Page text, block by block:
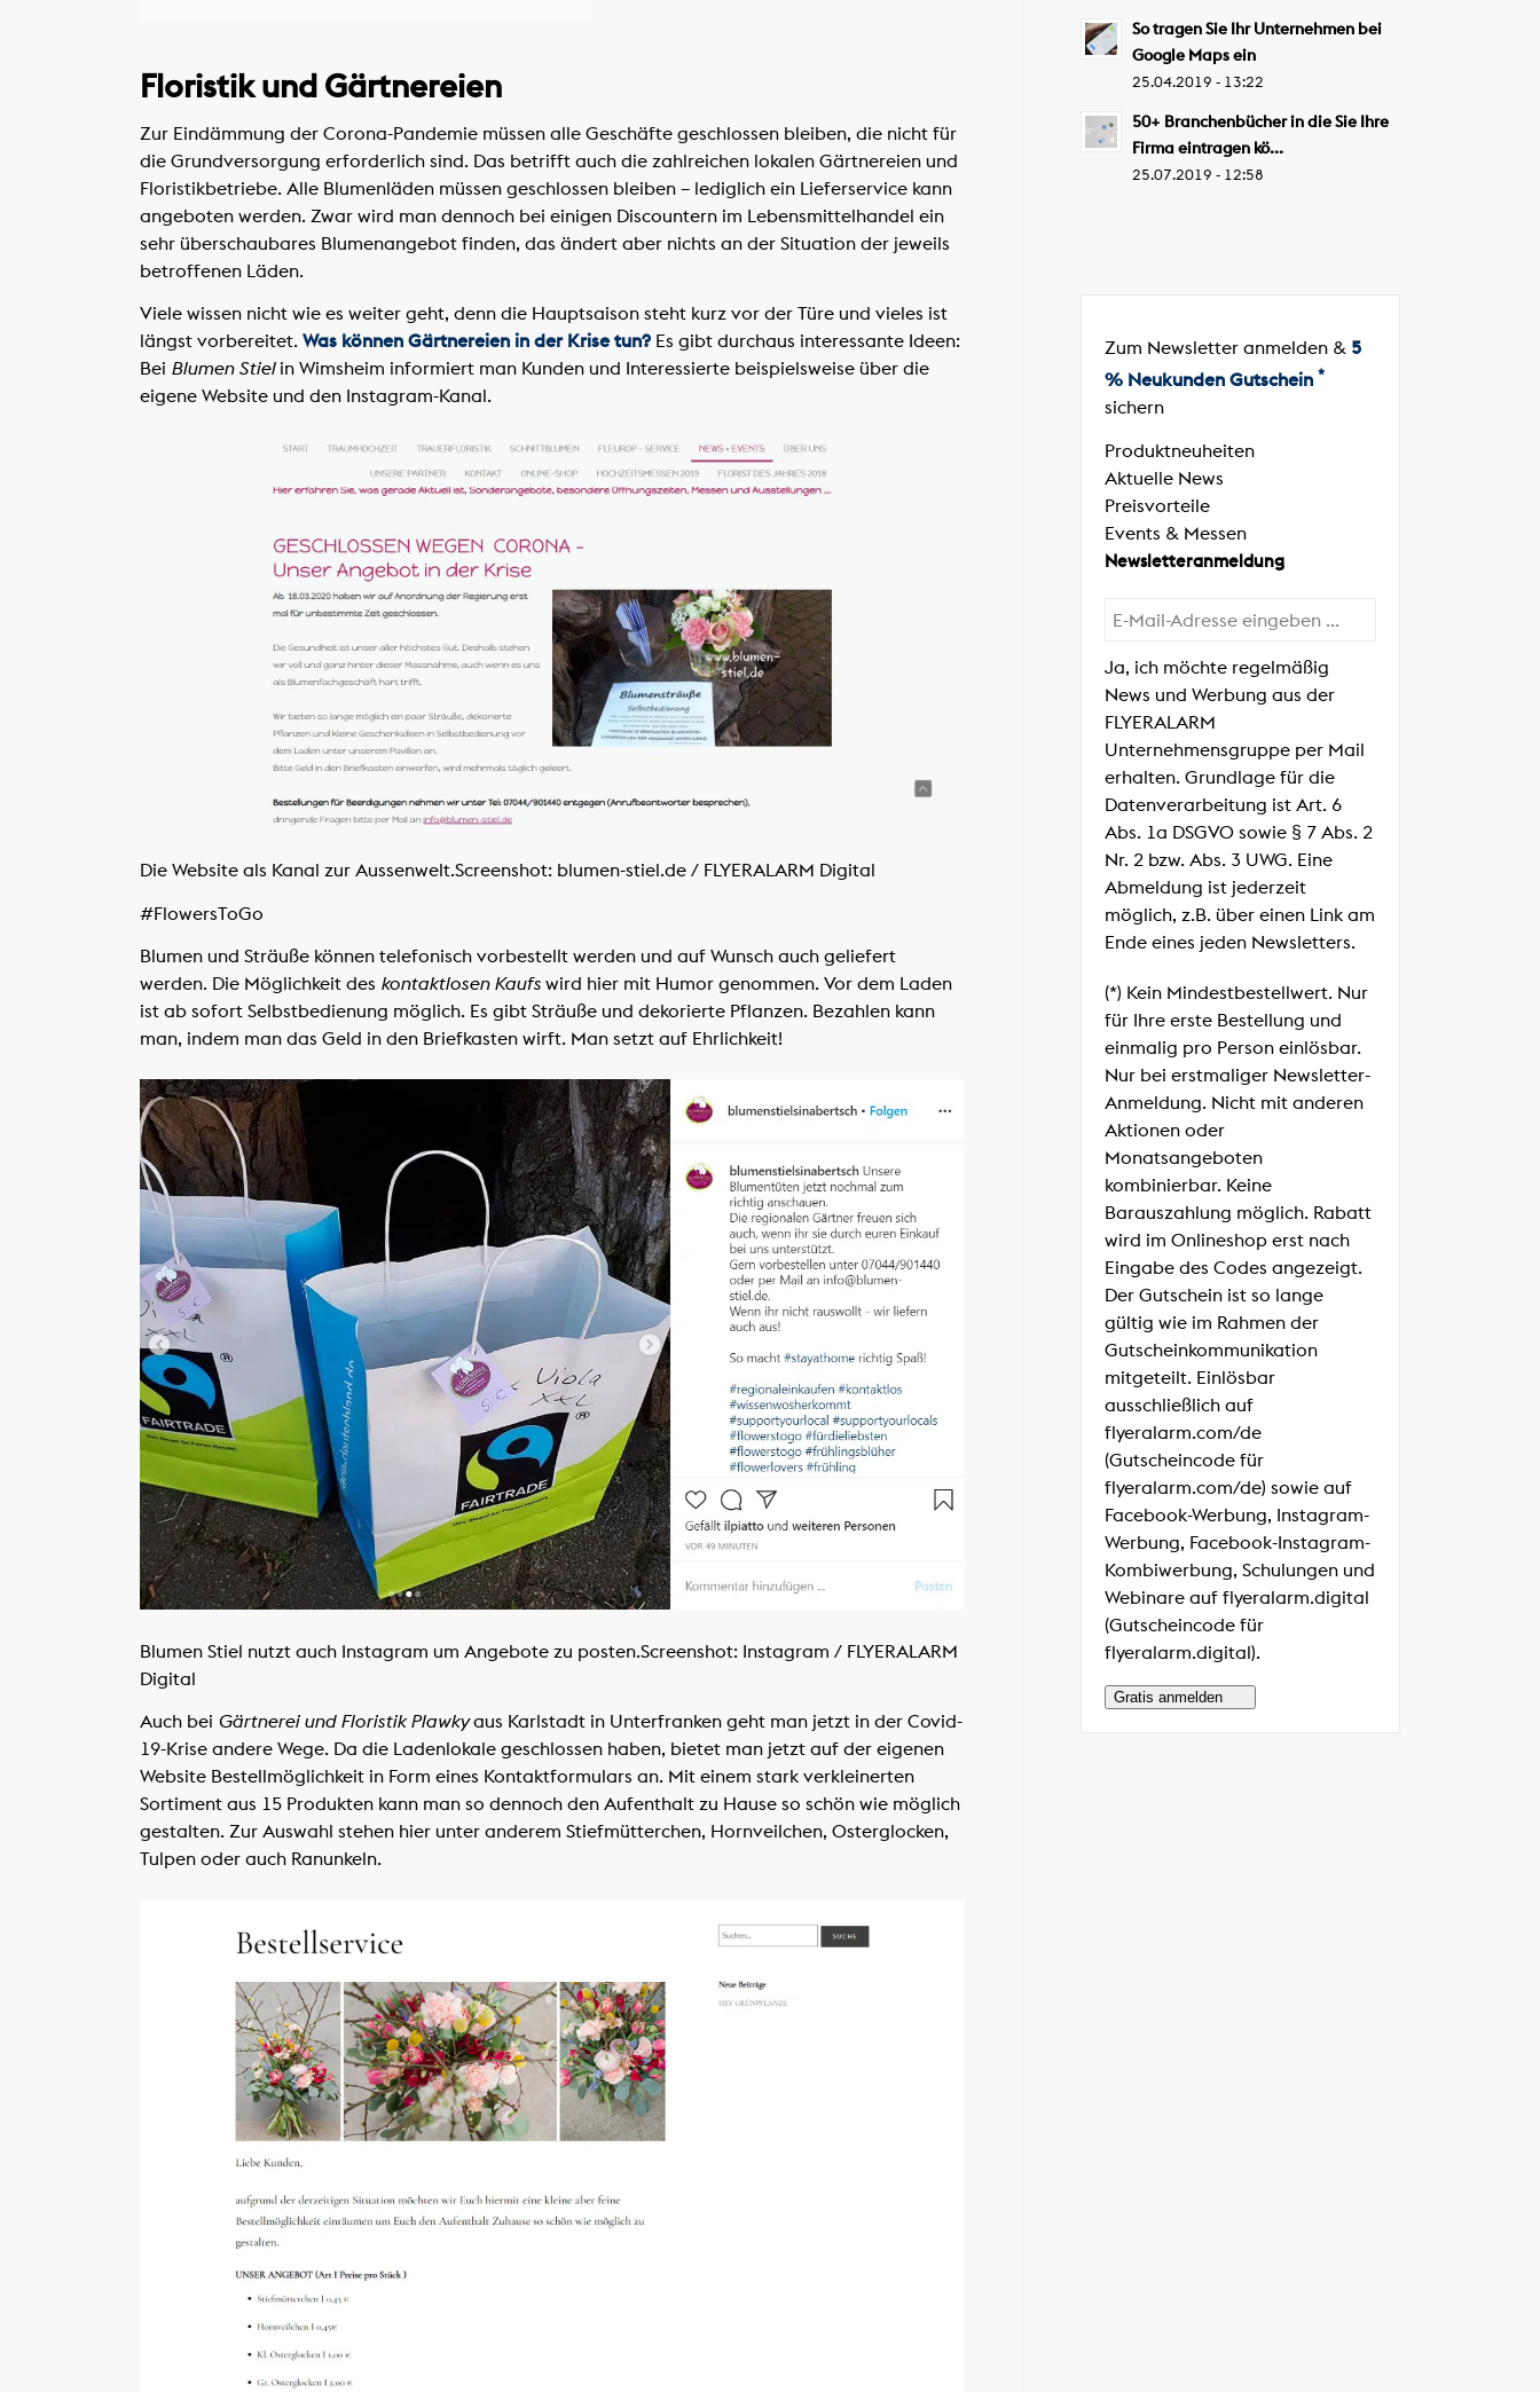
Floristik und Gärtnereien
Zur Eindämmung der Corona-Pandemie müssen alle Geschäfte geschlossen bleiben, die nicht für
die Grundversorgung erforderlich sind. Das betrifft auch die zahlreichen lokalen Gärtnereien und
Floristikbetriebe. Alle Blumenläden müssen geschlossen bleiben – lediglich ein Lieferservice kann
angeboten werden. Zwar wird man dennoch bei einigen Discountern im Lebensmittelhandel ein
sehr überschaubares Blumenangebot finden, das ändert aber nichts an der Situation der jeweils
betroffenen Läden.
Viele wissen nicht wie es weiter geht, denn die Hauptsaison steht kurz vor der Türe und vieles ist
längst vorbereitet. Was können Gärtnereien in der Krise tun? Es gibt durchaus interessante Ideen:
Bei Blumen Stielin Wimsheim informiert man Kunden und Interessierte beispielsweise über die
eigene Website und den Instagram-Kanal.
Die Website als Kanal zur Aussenwelt.Screenshot: blumen-stiel.de / FLYERALARM Digital
#FlowersToGo
Blumen und Sträuße können telefonisch vorbestellt werden und auf Wunsch auch geliefert
werden. Die Möglichkeit des kontaktlosen Kaufs wird hier mit Humor genommen. Vor dem Laden
ist ab sofort Selbstbedienung möglich. Es gibt Sträuße und dekorierte Pflanzen. Bezahlen kann
man, indem man das Geld in den Briefkasten wirft. Man setzt auf Ehrlichkeit!
Blumen Stiel nutzt auch Instagram um Angebote zu posten.Screenshot: Instagram / FLYERALARM
Digital
Auch bei Gärtnerei und Floristik Plawkyaus Karlstadt in Unterfranken geht man jetzt in der Covid-
19-Krise andere Wege. Da die Ladenlokale geschlossen haben, bietet man jetzt auf der eigenen
Website Bestellmöglichkeit in Form eines Kontaktformulars an. Mit einem stark verkleinerten
Sortiment aus 15 Produkten kann man so dennoch den Aufenthalt zu Hause so schön wie möglich
gestalten. Zur Auswahl stehen hier unter anderem Stiefmütterchen, Hornveilchen, Osterglocken,
Tulpen oder auch Ranunkeln.
So tragen Sie Ihr Unternehmen bei
Google Maps ein
25.04.2019 - 13:22
50+ Branchenbücher in die Sie Ihre
Firma eintragen kö...
25.07.2019 - 12:58
Zum Newsletter anmelden & 5
% Neukunden Gutschein *
sichern
Produktneuheiten
Aktuelle News
Preisvorteile
Events & Messen
Newsletteranmeldung
Ja, ich möchte regelmäßig
News und Werbung aus der
FLYERALARM
Unternehmensgruppe per Mail
erhalten. Grundlage für die
Datenverarbeitung ist Art. 6
Abs. 1a DSGVO sowie § 7 Abs. 2
Nr. 2 bzw. Abs. 3 UWG. Eine
Abmeldung ist jederzeit
möglich, z.B. über einen Link am
Ende eines jeden Newsletters.
(*) Kein Mindestbestellwert. Nur
für Ihre erste Bestellung und
einmalig pro Person einlösbar.
Nur bei erstmaliger Newsletter-
Anmeldung. Nicht mit anderen
Aktionen oder
Monatsangeboten
kombinierbar. Keine
Barauszahlung möglich. Rabatt
wird im Onlineshop erst nach
Eingabe des Codes angezeigt.
Der Gutschein ist so lange
gültig wie im Rahmen der
Gutscheinkommunikation
mitgeteilt. Einlösbar
ausschließlich auf
flyeralarm.com/de
(Gutscheincode für
flyeralarm.com/de) sowie auf
Facebook-Werbung, Instagram-
Werbung, Facebook-Instagram-
Kombiwerbung, Schulungen und
Webinare auf flyeralarm.digital
(Gutscheincode für
flyeralarm.digital).
Gratis anmelden